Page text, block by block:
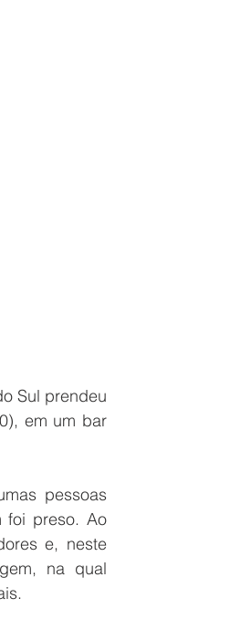
Sul prendeu
em um bar
pessoas
foi preso. Ao
e, neste
na qual